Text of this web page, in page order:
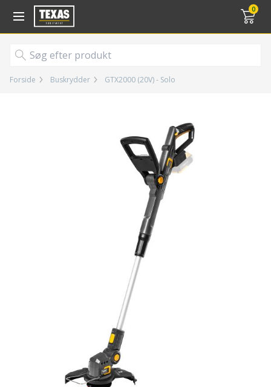
0
Gå til kurv (
Forside Buskrydder GTX2000 (20V) - Solo